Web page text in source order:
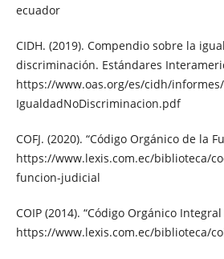
ecuador
CIDH. (2019). Compendio sobre la
discriminación. Estándares
https://www.oas.org/es/cidh/
IgualdadNoDiscriminacion.pdf
COFJ. (2020). “Código Orgánico de la
https://www.lexis.com.ec/biblioteca/
funcion-judicial
COIP (2014). “Código Orgánico Integral
https://www.lexis.com.ec/biblioteca/